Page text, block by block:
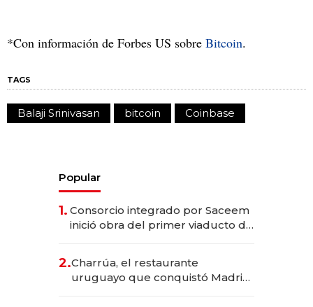
*Con información de Forbes US sobre Bitcoin.
TAGS
Balaji Srinivasan bitcoin Coinbase
Popular
1. Consorcio integrado por Saceem
inició obra del primer viaducto de
millones
2.Charrúa, el restaurante
uruguayo que conquistó Madrid: